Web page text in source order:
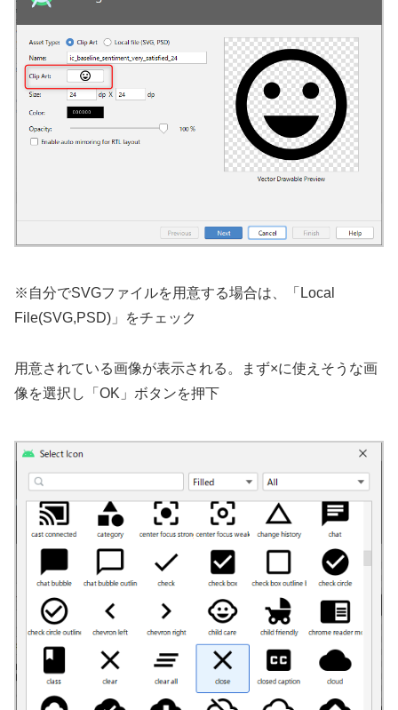
※自分でSVGファイルを用意する場合は、「Local
File(SVG,PSD)」をチェック
用意されている画像が表示される。まず×に使えそうな画
像を選択し「OK」ボタンを押下